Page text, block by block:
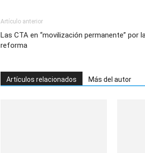
Artículo anterior
Las CTA en “movilización permanente” por
reforma
Artículos relacionados Más del autor